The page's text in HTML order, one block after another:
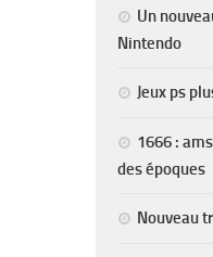
Un
Nintendo
Jeux ps
1666 :
des époques
Nouveau